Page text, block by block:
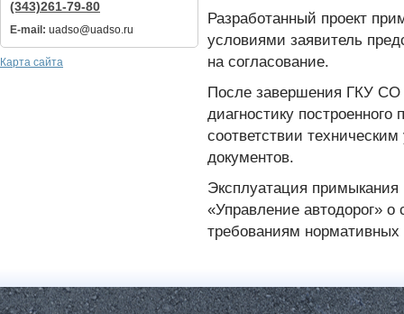
(343)261-79-80
E-mail: uadso@uadso.ru
Карта сайта
Разработанный проект
условиями заявитель
на согласование.
После завершения ГКУ СО
диагностику
соответствии
документов.
Эксплуатация
«Управление автодорог»
требованиям нормативных